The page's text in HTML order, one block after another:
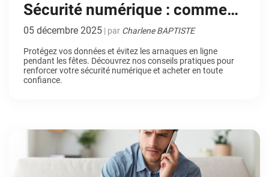
Sécurité numérique : comment
éviter les arnaques et protéger
vos données pendant les fêtes
05 décembre 2025 | par Charlene BAPTISTE
Protégez vos données et évitez les arnaques en ligne
pendant les fêtes. Découvrez nos conseils pratiques pour
renforcer votre sécurité numérique et acheter en toute
confiance.